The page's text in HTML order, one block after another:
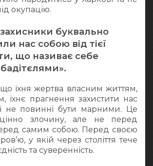
окупацію.
буквально
нас собою від тієї
що називає себе
що їхня жертва власним життям,
їхнє прагнення захистити нас
не повинні бути марними. Це
злочину, але не перед
самим собою. Перед своєю
у якій через століття тече
та суверенність.